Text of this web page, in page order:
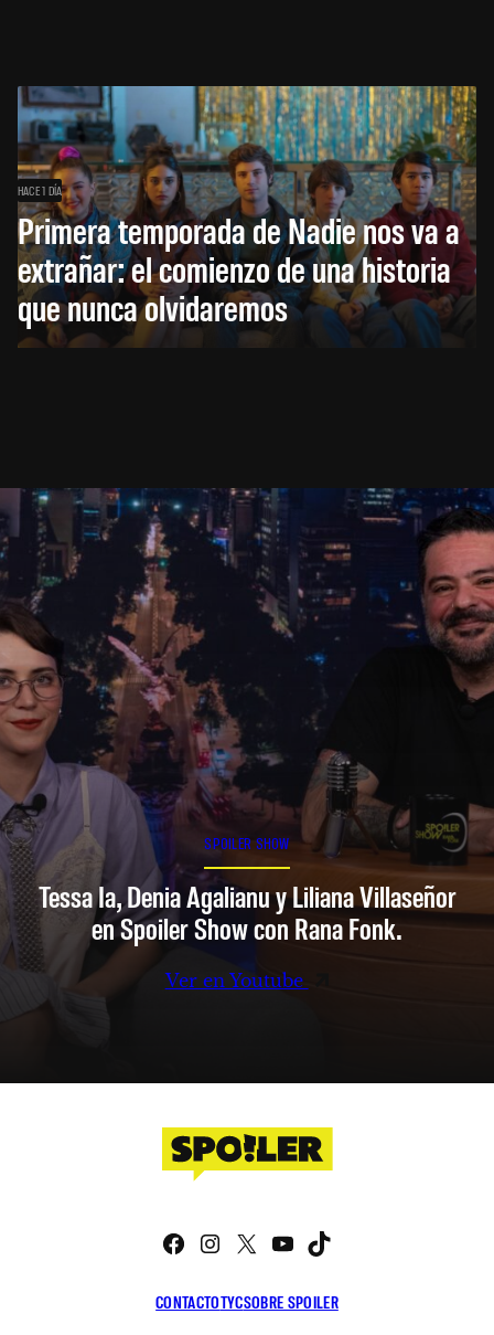
HACE 1 DÍA
Primera temporada de Nadie nos va a
extrañar: el comienzo de una historia
que nunca olvidaremos
SPOILER SHOW
Tessa Ia, Denia Agalianu y Liliana Villaseñor
en Spoiler Show con Rana Fonk.
Ver en Youtube
CONTACTOTYCSOBRE SPOILER
Facebook
Instagram
X YouTube